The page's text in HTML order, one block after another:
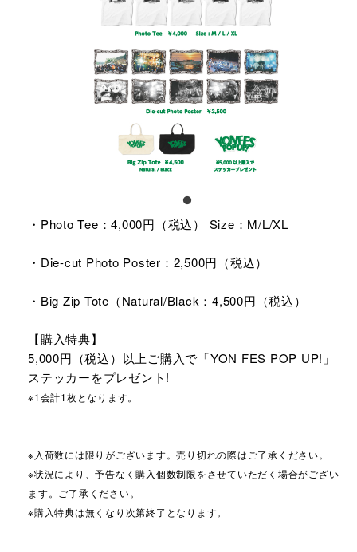
・Photo Tee：4,000円（税込） Size：M/L/XL
・Die-cut Photo Poster：2,500円（税込）
・Big Zip Tote（Natural/Black：4,500円（税込）
【購入特典】
5,000円（税込）以上ご購入で「YON FES POP UP!」
ステッカーをプレゼント!
※1会計1枚となります。
※入荷数には限りがございます。売り切れの際はご了承ください。
※状況により、予告なく購入個数制限をさせていただく場合がござい
ます。ご了承ください。
※購入特典は無くなり次第終了となります。